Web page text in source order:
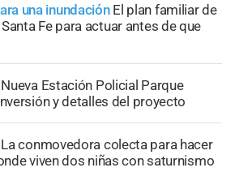
una inundación El plan familiar de
Fe para actuar antes de que
Nueva Estación Policial Parque
y detalles del proyecto
La conmovedora colecta para hacer
viven dos niñas con saturnismo